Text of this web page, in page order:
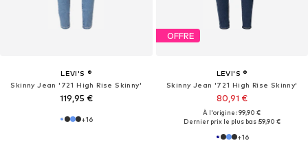
LEVI'S ®
Skinny Jean '721 High Rise Skinny'
119,95 €
+16
OFFRE
LEVI'S ®
Skinny Jean '721 High Rise Skinny'
80,91 €
À l'origine : 99,90 €
Dernier prix le plus bas :59,90 €
+16